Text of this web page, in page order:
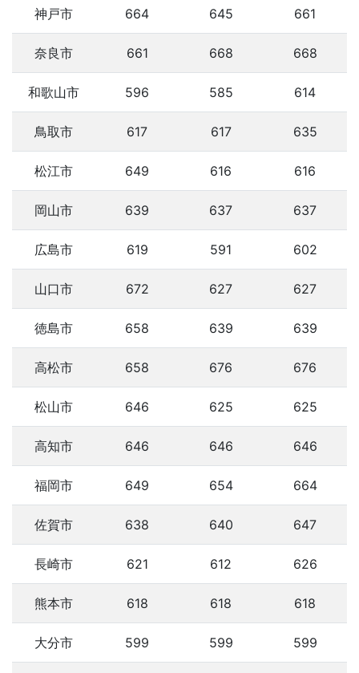
神戸市 664 645 661
奈良市 661 668 668
和歌山市 596 585 614
鳥取市 617 617 635
松江市 649 616 616
岡山市 639 637 637
広島市 619 591 602
山口市 672 627 627
徳島市 658 639 639
高松市 658 676 676
松山市 646 625 625
高知市 646 646 646
福岡市 649 654 664
佐賀市 638 640 647
長崎市 621 612 626
熊本市 618 618 618
大分市 599 599 599